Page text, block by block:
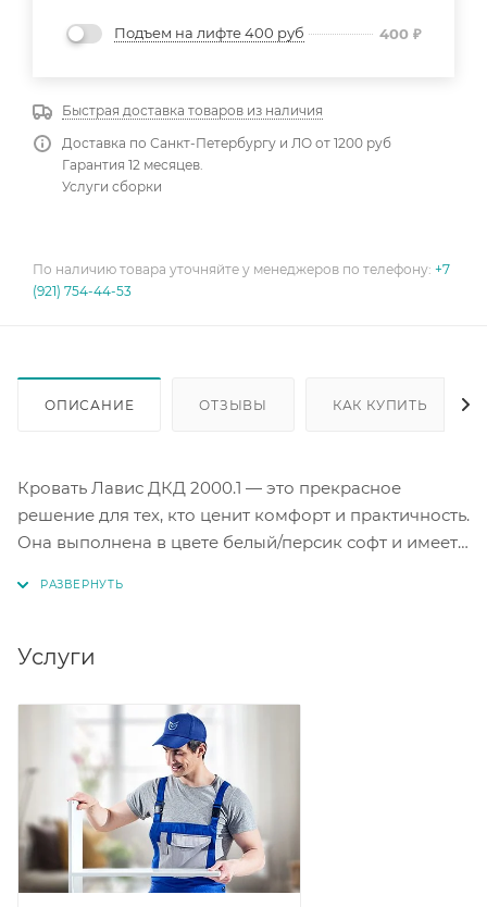
Подъем на лифте 400 руб 400 ₽
Быстрая доставка товаров из наличия
Доставка по Санкт-Петербургу и ЛО от 1200 руб
Гарантия 12 месяцев.
Услуги сборки
По наличию товара уточняйте у менеджеров по телефону: +7
(921) 754-44-53
ОПИСАНИЕ ОТЗЫВЫ КАК КУПИТЬ
Кровать Лавис ДКД 2000.1 — это прекрасное
решение для тех, кто ценит комфорт и практичность.
Она выполнена в цвете белый/персик софт и имеет
на ней, а ящики под кроватью удобно использовать
Белый цвет придаёт интерьеру легкость, а
персиковый оттенок добавляет теплоты и уюта.
Кровать Лавис ДКД 2000.1 станет отличным
дополнением к подростковой комнате.
Услуги